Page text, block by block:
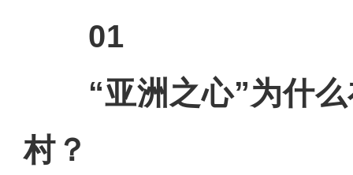
01
“亚洲之心”为什
村？